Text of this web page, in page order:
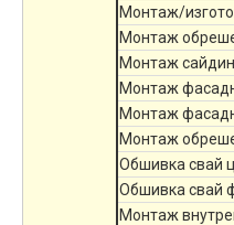
Монтаж/
Монтаж
Монтаж
Монтаж
Монтаж
Монтаж
Обшивка свай
Обшивка свай
Монтаж